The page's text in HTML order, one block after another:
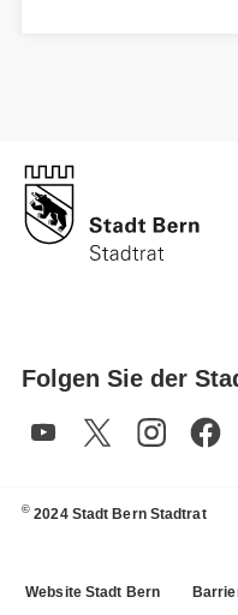
Folgen Sie der
© 2024 Stadt Bern Stadtrat
Website Stadt Bern